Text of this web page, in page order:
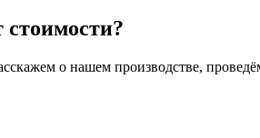
о нашем производстве,